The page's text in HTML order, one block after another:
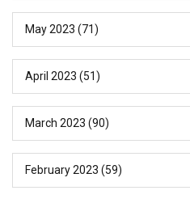
May 2023 (71)
April 2023 (51)
March 2023 (90)
February 2023 (59)